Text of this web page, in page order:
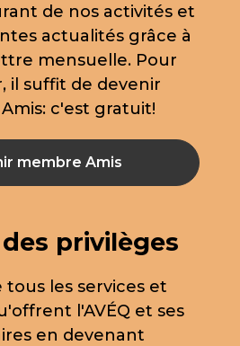
de nos activités et
actualités grâce à
mensuelle. Pour
il suffit de devenir
c'est gratuit!
membre Amis
privilèges
tous les services et
l'AVÉQ et ses
en devenant